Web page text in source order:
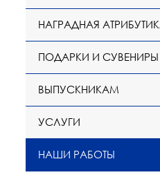
НАГРАДНАЯ
ПОДАРКИ И СУВЕНИРЫ
ВЫПУСКНИКАМ
УСЛУГИ
НАШИ РАБОТЫ